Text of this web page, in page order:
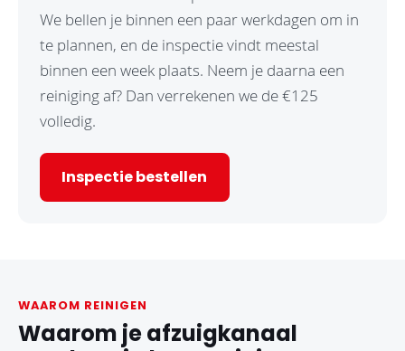
We bellen je binnen een paar werkdagen om in
te plannen, en de inspectie vindt meestal
binnen een week plaats. Neem je daarna een
reiniging af? Dan verrekenen we de €125
volledig.
Inspectie bestellen
WAAROM REINIGEN
Waarom je afzuigkanaal